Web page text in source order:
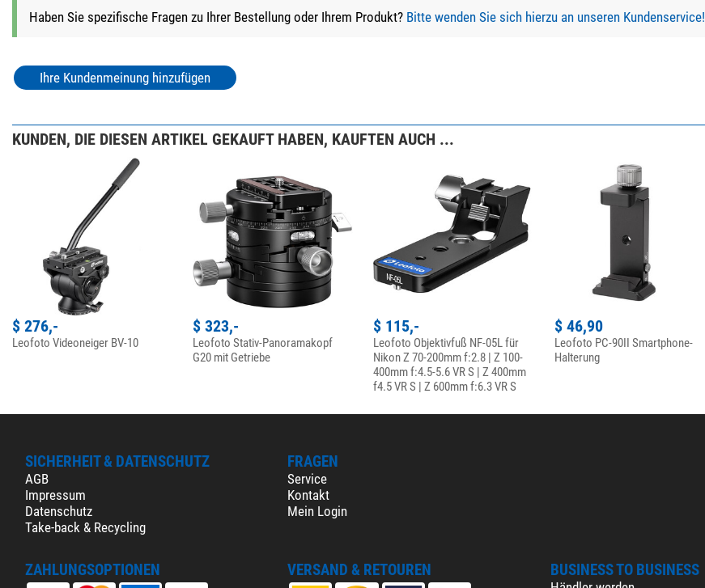
Haben Sie spezifische Fragen zu Ihrer Bestellung oder Ihrem Produkt? Bitte wenden Sie sich hierzu an unseren Kundenservice!
Ihre Kundenmeinung hinzufügen
KUNDEN, DIE DIESEN ARTIKEL GEKAUFT HABEN, KAUFTEN AUCH ...
$ 276,-
Leofoto Videoneiger BV-10
$ 323,-
Leofoto Stativ-Panoramakopf
G20 mit Getriebe
$ 115,-
Leofoto Objektivfuß NF-05L für
Nikon Z 70-200mm f:2.8 | Z 100-
400mm f:4.5-5.6 VR S | Z 400mm
f4.5 VR S | Z 600mm f:6.3 VR S
$ 46,90
Leofoto PC-90II Smartphone-
Halterung
SICHERHEIT & DATENSCHUTZ
AGB
Impressum
Datenschutz
Take-back & Recycling
FRAGEN
Service
Kontakt
Mein Login
ZAHLUNGSOPTIONEN VERSAND & RETOUREN BUSINESS TO BUSINESS